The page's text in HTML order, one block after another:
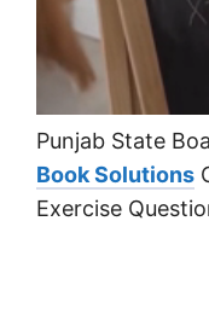
Punjab State
Book Solutions
Exercise